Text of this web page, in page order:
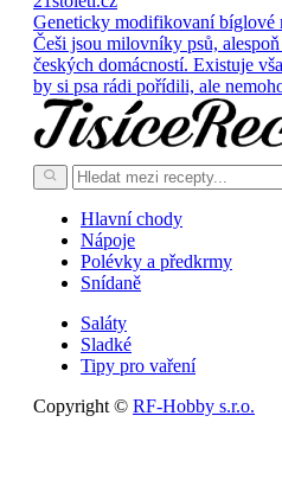
Geneticky modifikovaní bíglové
Češi jsou milovníky psů,
českých domácností. Existuje
by si psa rádi pořídili, ale
Hlavní chody
Nápoje
Polévky a předkrmy
Snídaně
Saláty
Sladké
Tipy pro vaření
Copyright © RF-Hobby s.r.o.